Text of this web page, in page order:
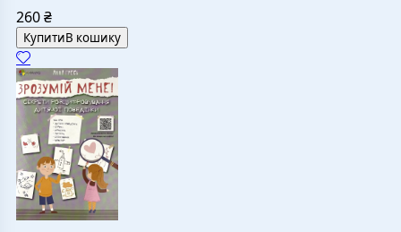
260₴
КупитиВ кошику